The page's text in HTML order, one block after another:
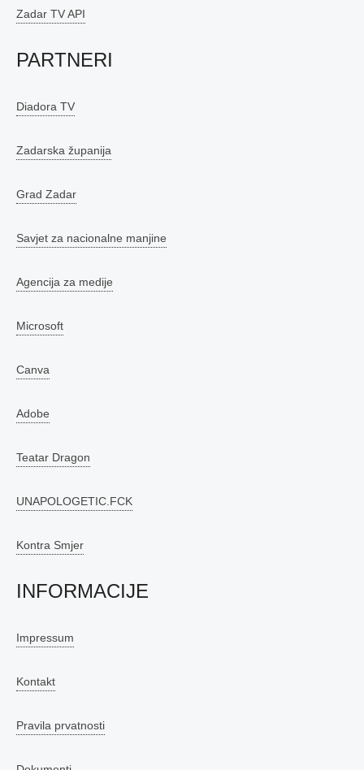
Zadar TV API
PARTNERI
Diadora TV
Zadarska županija
Grad Zadar
Savjet za nacionalne manjine
Agencija za medije
Microsoft
Canva
Adobe
Teatar Dragon
UNAPOLOGETIC.FCK
Kontra Smjer
INFORMACIJE
Impressum
Kontakt
Pravila prvatnosti